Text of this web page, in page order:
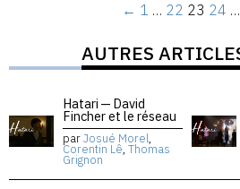
← 1 … 22 23 24 …
AUTRES
Hatari — David
Fincher et le réseau
parJosué Morel,
Corentin Lê, Thomas
Grignon